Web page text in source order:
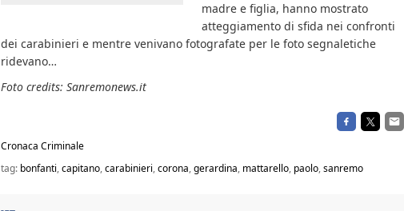
madre e figlia, hanno mostrato
atteggiamento di sfida nei confronti
dei carabinieri e mentre venivano fotografate per le foto segnaletiche
ridevano…
Foto credits: Sanremonews.it
Cronaca Criminale
tag: bonfanti,capitano,carabinieri,corona,gerardina, mattarello, paolo,sanremo